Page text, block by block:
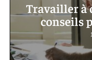
Travailler à
conseils